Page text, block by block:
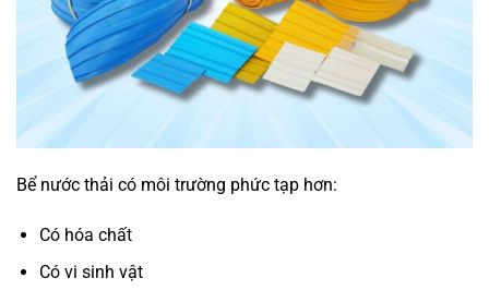
Bể nước thải có môi trường phức tạp hơn:
Có hóa chất
Có vi sinh vật